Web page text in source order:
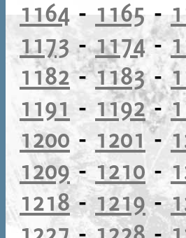
1164 - 1165 -
1173-1174-
1182-1183-
1191 - 1192-
1200 - 1201 -
1209-1210 -
1218-1219-